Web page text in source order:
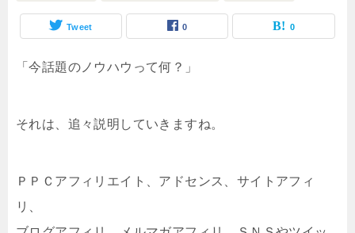
Tweet 0 0
「今話題のノウハウって何？」
それは、追々説明していきますね。
ＰＰＣアフィリエイト、アドセンス、サイトアフィ
リ、